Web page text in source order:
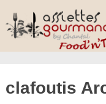
clafoutis